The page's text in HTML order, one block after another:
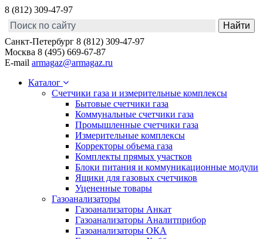
8 (812) 309-47-97
Санкт-Петербург 8 (812) 309-47-97
Москва 8 (495) 669-67-87
E-mail armagaz@armagaz.ru
Каталог
Счетчики газа и измерительные комплексы
Бытовые счетчики газа
Коммунальные счетчики газа
Промышленные счетчики газа
Измерительные комплексы
Корректоры объема газа
Комплекты прямых участков
Блоки питания и коммуникационные модули
Ящики для газовых счетчиков
Уцененные товары
Газоанализаторы
Газоанализаторы Анкат
Газоанализаторы Аналитприбор
Газоанализаторы ОКА